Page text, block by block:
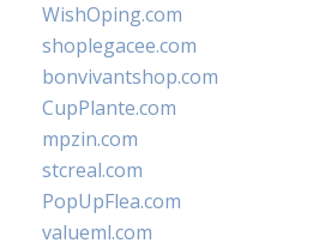
WishOping.com
shoplegacee.com
bonvivantshop.com
CupPlante.com
mpzin.com
stcreal.com
PopUpFlea.com
valueml.com